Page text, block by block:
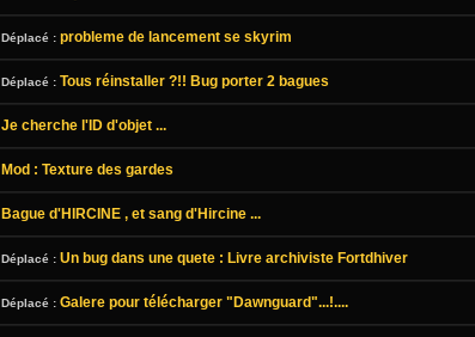
Déplacé : probleme de lancement se skyrim
Déplacé : Tous réinstaller ?!! Bug porter 2 bagues
Je cherche l'ID d'objet ...
Mod : Texture des gardes
Bague d'HIRCINE , et sang d'Hircine ...
Déplacé : Un bug dans une quete : Livre archiviste Fortdhiver
Déplacé : Galere pour télécharger "Dawnguard"...!....